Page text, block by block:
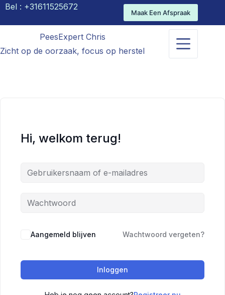
Bel : +31611525672
Maak Een Afspraak
PeesExpert Chris
Zicht op de oorzaak, focus op herstel
Hi, welkom terug!
Aangemeld blijven Wachtwoord vergeten?
Inloggen